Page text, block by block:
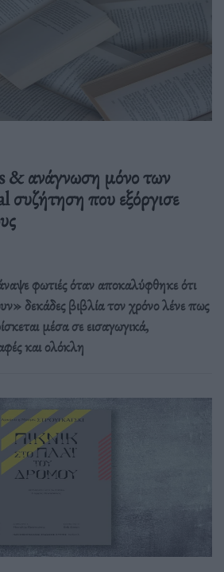
ανάγνωση μόνο των
που εξόργισε
φωτιές όταν αποκαλύφθηκε ότι
δεκάδες βιβλία τον χρόνο λένε πως
μέσα σε εισαγωγικά,
και ολόκλη